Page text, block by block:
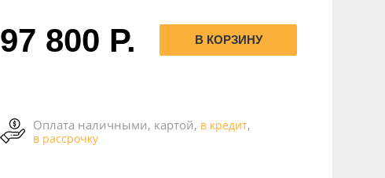
97 800 Р.
Оплата наличными, картой, в кредит,
в рассрочку